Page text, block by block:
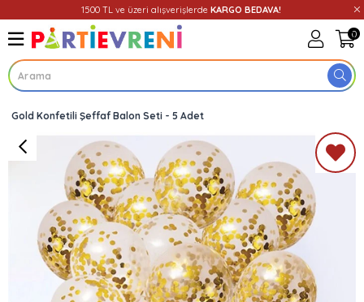
1500 TL ve üzeri alışverişlerde KARGO BEDAVA!
0
Üye Girişi Üye Ol
Gold Konfetili Şeffaf Balon Seti - 5 Adet